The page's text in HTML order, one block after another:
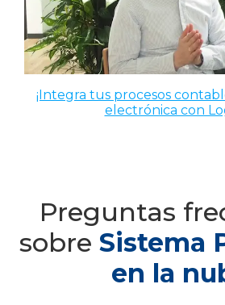
¡Integra tus procesos
electrónica con
Preguntas
sobre Sistema
en la